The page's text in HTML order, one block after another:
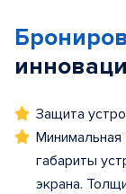
Защита
Минимальная
габариты
экрана.